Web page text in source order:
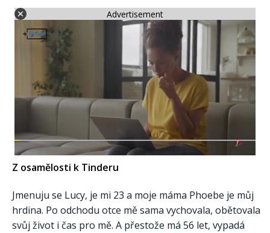
Advertisement
Z osamělosti k Tinderu
Jmenuju se Lucy, je mi 23 a moje máma Phoebe je můj
hrdina. Po odchodu otce mě sama vychovala, obětovala
svůj život i čas pro mě. A přestože má 56 let, vypadá